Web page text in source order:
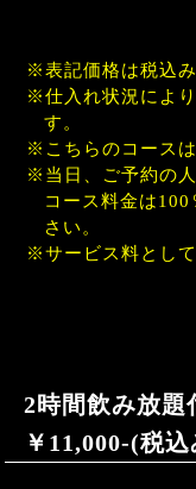
表記価格は税込
仕入れ状況によ
す。
こちらのコース
当日、ご予約の
コース料金は
さい。
サービス料とし
2時間飲み放題
￥11,000-(税